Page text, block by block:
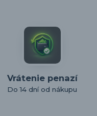
Vrátenie penazí
Do 14 dní od nákupu